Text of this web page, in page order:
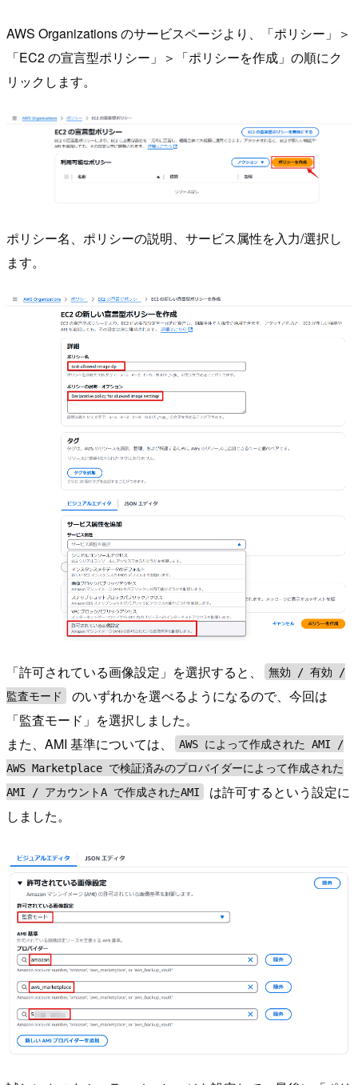
AWS Organizations のサービスページより、「ポリシー」＞
「EC2 の宣言型ポリシー」＞「ポリシーを作成」の順にク
リックします。
ポリシー名、ポリシーの説明、サービス属性を入力/選択し
ます。
「許可されている画像設定」を選択すると、
無効 / 有効 /
監査モード
のいずれかを選べるようになるので、今回は
「監査モード」を選択しました。
また、AMI 基準については、
AWS によって作成された AMI /
AWS Marketplace で検証済みのプロバイダーによって作成された
AMI / アカウントA で作成されたAMI
は許可するという設定に
しました。